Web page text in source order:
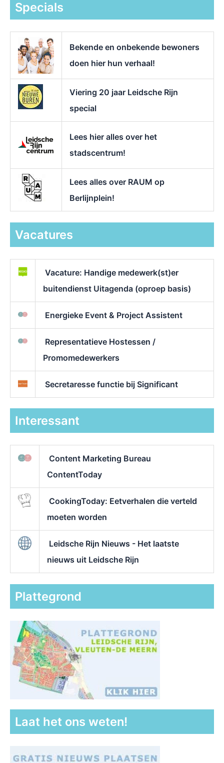
a
Specials
Bekende en onbekende bewoners
doen hier hun verhaal!
Viering 20 jaar Leidsche Rijn
special
Lees hier alles over het
stadscentrum!
Lees alles over RAUM op
Berlijnplein!
Vacatures
Vacature: Handige medewerk(st)er
buitendienst Uitagenda (oproep basis)
Energieke Event & Project Assistent
Representatieve Hostessen /
Promomedewerkers
Secretaresse functie bij Significant
Interessant
Content Marketing Bureau
ContentToday
CookingToday: Eetverhalen die verteld
moeten worden
Leidsche Rijn Nieuws - Het laatste
nieuws uit Leidsche Rijn
Plattegrond
Laat het ons weten!